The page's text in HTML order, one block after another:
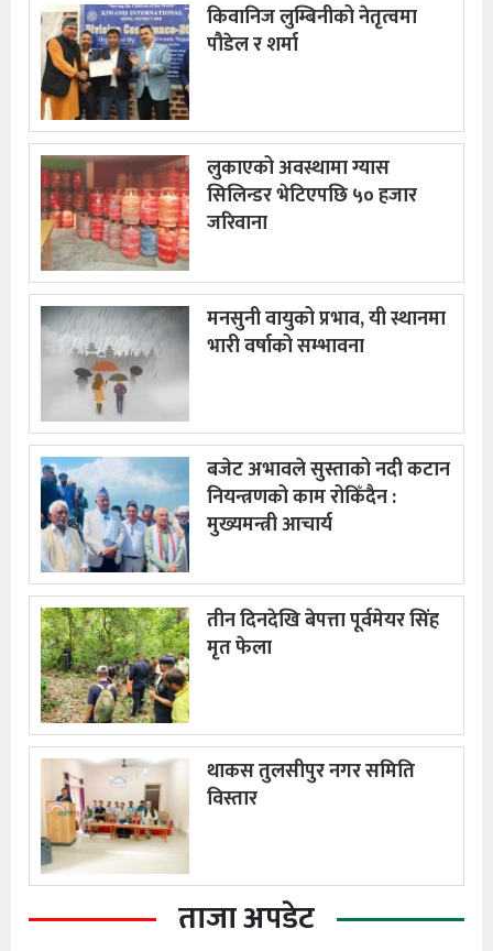
किवानिज लुम्बिनीको नेतृत्वमा
पौडेल र शर्मा
लुकाएको अवस्थामा ग्यास
सिलिन्डर भेटिएपछि ५० हजार
जरिवाना
मनसुनी वायुको प्रभाव, यी स्थानमा
भारी वर्षाको सम्भावना
बजेट अभावले सुस्ताको नदी कटान
नियन्त्रणको काम रोकिँदैन :
मुख्यमन्त्री आचार्य
तीन दिनदेखि बेपत्ता पूर्वमेयर सिंह
मृत फेला
थाकस तुलसीपुर नगर समिति
विस्तार
ताजा अपडेट